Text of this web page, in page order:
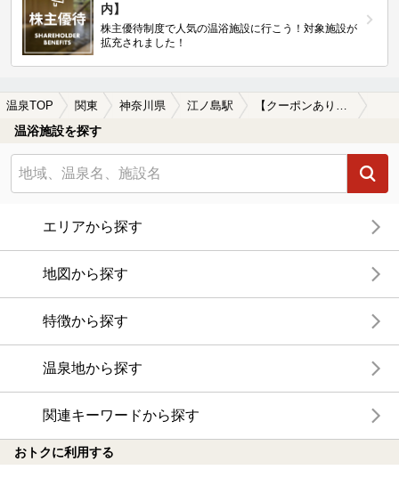
内】
株主優待制度で人気の温浴施設に行こう！対象施設が
拡充されました！
温泉TOP 関東 神奈川県 江ノ島駅
温浴施設を探す
エリアから探す
地図から探す
特徴から探す
温泉地から探す
関連キーワードから探す
おトクに利用する